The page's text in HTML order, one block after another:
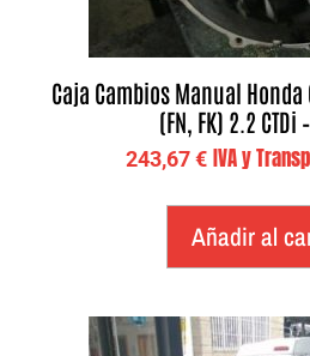
Caja Cambios Manual
(FN, FK) 2.2 CTDi
243,67€ IVA y
Añadir al